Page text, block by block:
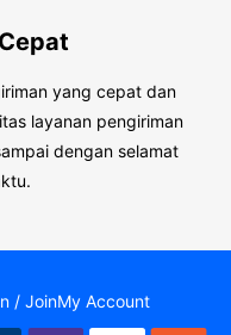
yang cepat dan
layanan pengiriman
dengan selamat
/ JoinMy Account